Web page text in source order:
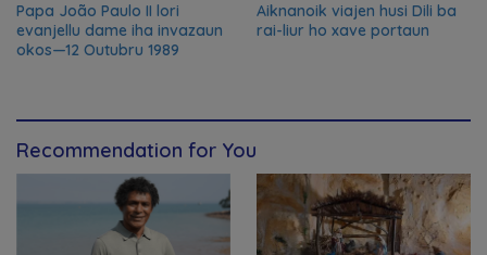
Papa João Paulo II lori
evanjellu dame iha invazaun
okos—12 Outubru 1989
Aiknanoik viajen husi Dili ba
rai-liur ho xave portaun
Recommendation for You